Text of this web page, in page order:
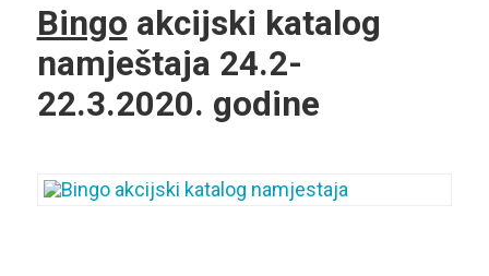
Bingo akcijski katalog
namještaja 24.2-
22.3.2020. godine